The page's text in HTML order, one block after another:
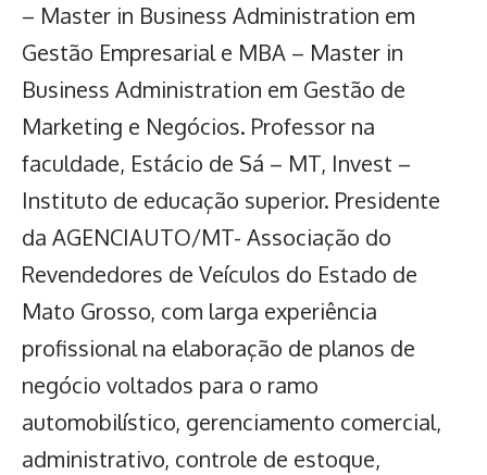
– Master in Business Administration em
Gestão Empresarial e MBA – Master in
Business Administration em Gestão de
Marketing e Negócios. Professor na
faculdade, Estácio de Sá – MT, Invest –
Instituto de educação superior. Presidente
da AGENCIAUTO/MT- Associação do
Revendedores de Veículos do Estado de
Mato Grosso, com larga experiência
profissional na elaboração de planos de
negócio voltados para o ramo
automobilístico, gerenciamento comercial,
administrativo, controle de estoque,